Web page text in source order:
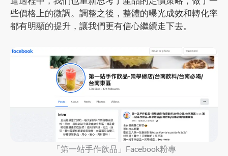
些價格上的微調。調整之後，整體的曝光成效和轉化率
都有明顯的提升，讓我們更有信心繼續走下去。
「第一站手作飲品」Facebook粉專